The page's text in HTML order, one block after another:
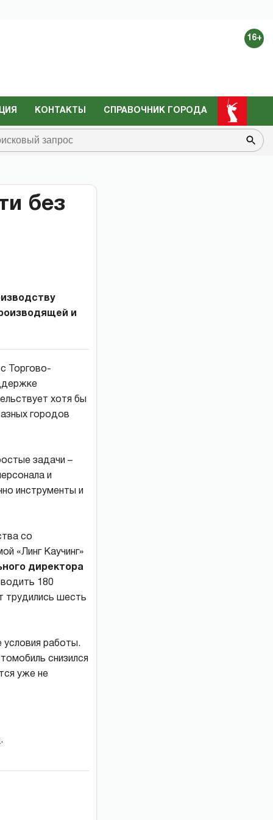
16+
КОНТАКТЫ СПРАВОЧНИК ГОРОДА
без
и
Торгово-
хотя бы
городов
задачи –
и
инструменты и
со
«Линг Каучинг»
директора
180
трудились шесть
работы.
снизился
уже не
.